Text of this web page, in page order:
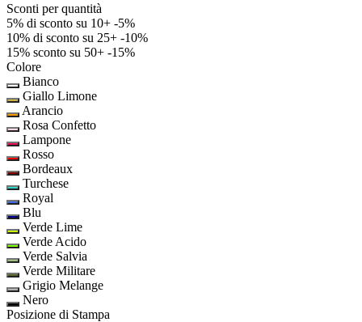
Sconti per quantità
5% di sconto su 10+ -5%
10% di sconto su 25+ -10%
15% sconto su 50+ -15%
Colore
Bianco
Giallo Limone
Arancio
Rosa Confetto
Lampone
Rosso
Bordeaux
Turchese
Royal
Blu
Verde Lime
Verde Acido
Verde Salvia
Verde Militare
Grigio Melange
Nero
Posizione di Stampa